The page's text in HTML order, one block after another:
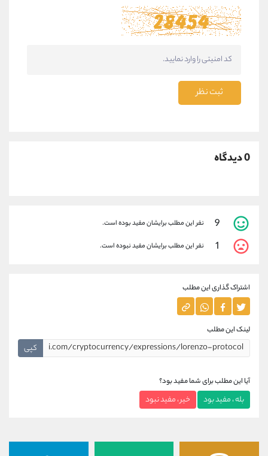
ثبت نظر
0 دیدگاه
9 نفر این مطلب برایشان مفید بوده است.
1 نفر این مطلب برایشان مفید نبوده است.
اشتراک گذاری این مطلب
لینک این مطلب
کپی
آیا این مطلب برای شما مفید بود؟
بله ، مفید بود خیر ، مفید نبود